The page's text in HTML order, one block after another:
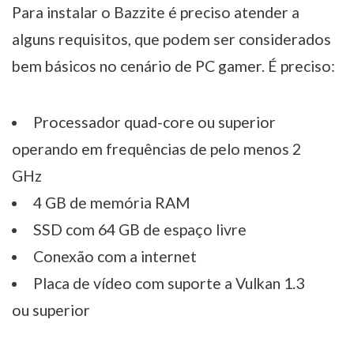
Para instalar o Bazzite é preciso atender a
alguns requisitos, que podem ser considerados
bem básicos no cenário de PC gamer. É preciso:
Processador quad-core ou superior
operando em frequências de pelo menos 2
GHz
4 GB de memória RAM
SSD com 64 GB de espaço livre
Conexão com a internet
Placa de vídeo com suporte a Vulkan 1.3
ou superior